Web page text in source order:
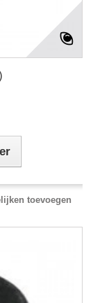
toevoegen